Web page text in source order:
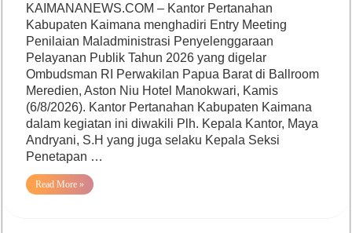
KAIMANANEWS.COM – Kantor Pertanahan
Kabupaten Kaimana menghadiri Entry Meeting
Penilaian Maladministrasi Penyelenggaraan
Pelayanan Publik Tahun 2026 yang digelar
Ombudsman RI Perwakilan Papua Barat di Ballroom
Meredien, Aston Niu Hotel Manokwari, Kamis
(6/8/2026). Kantor Pertanahan Kabupaten Kaimana
dalam kegiatan ini diwakili Plh. Kepala Kantor, Maya
Andryani, S.H yang juga selaku Kepala Seksi
Penetapan …
Read More »